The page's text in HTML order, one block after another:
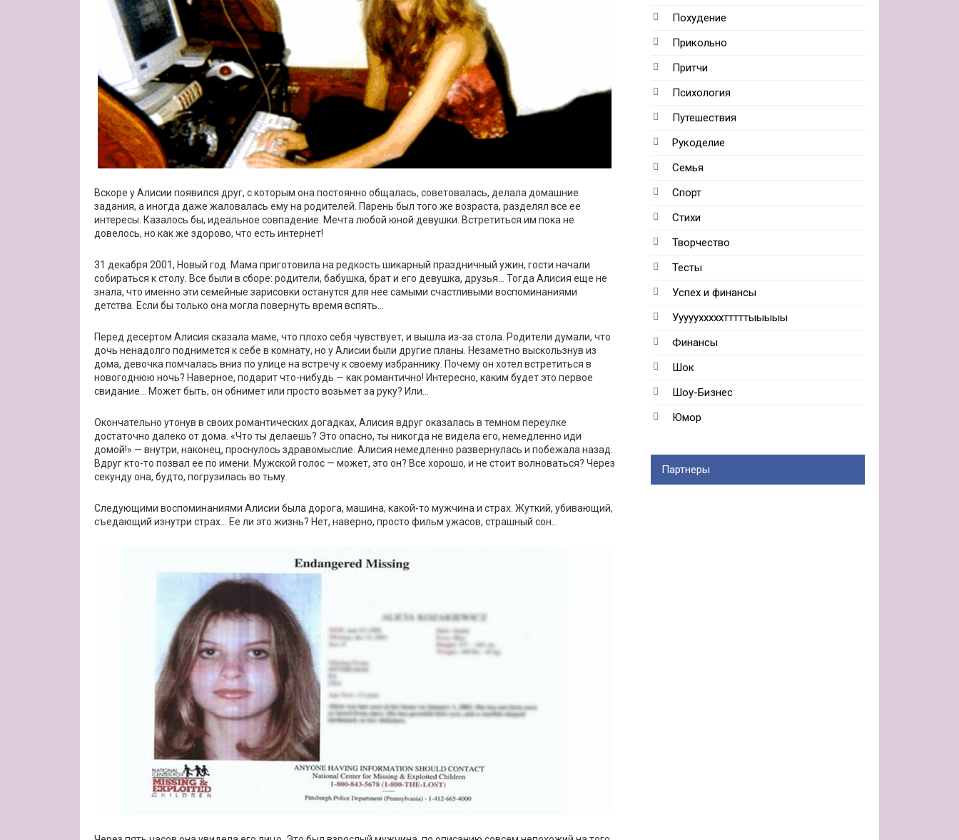
Вскоре у Алисии появился друг, с которым она постоянно общалась, советовалась, делала домашние
задания, а иногда даже жаловалась ему на родителей. Парень был того же возраста, разделял все ее
интересы. Казалось бы, идеальное совпадение. Мечта любой юной девушки. Встретиться им пока не
довелось, но как же здорово, что есть интернет!
31 декабря 2001, Новый год. Мама приготовила на редкость шикарный праздничный ужин, гости начали
собираться к столу. Все были в сборе: родители, бабушка, брат и его девушка, друзья… Тогда Алисия еще не
знала, что именно эти семейные зарисовки останутся для нее самыми счастливыми воспоминаниями
детства. Если бы только она могла повернуть время вспять…
Перед десертом Алисия сказала маме, что плохо себя чувствует, и вышла из-за стола. Родители думали, что
дочь ненадолго поднимется к себе в комнату, но у Алисии были другие планы. Незаметно выскользнув из
дома, девочка помчалась вниз по улице на встречу к своему избраннику. Почему он хотел встретиться в
новогоднюю ночь? Наверное, подарит что-нибудь — как романтично! Интересно, каким будет это первое
свидание… Может быть, он обнимет или просто возьмет за руку? Или…
Окончательно утонув в своих романтических догадках, Алисия вдруг оказалась в темном переулке
достаточно далеко от дома. «Что ты делаешь? Это опасно, ты никогда не видела его, немедленно иди
домой!» — внутри, наконец, проснулось здравомыслие. Алисия немедленно развернулась и побежала назад.
Вдруг кто-то позвал ее по имени. Мужской голос — может, это он? Все хорошо, и не стоит волноваться? Через
секунду она, будто, погрузилась во тьму.
Следующими воспоминаниями Алисии была дорога, машина, какой-то мужчина и страх. Жуткий, убивающий,
съедающий изнутри страх… Ее ли это жизнь? Нет, наверно, просто фильм ужасов, страшный сон…
Похудение
Прикольно
Притчи
Психология
Путешествия
Рукоделие
Семья
Спорт
Стихи
Творчество
Тесты
Успех и финансы
Ууууухххххтттттыыыыы
Финансы
Шок
Шоу-Бизнес
Юмор
Партнеры